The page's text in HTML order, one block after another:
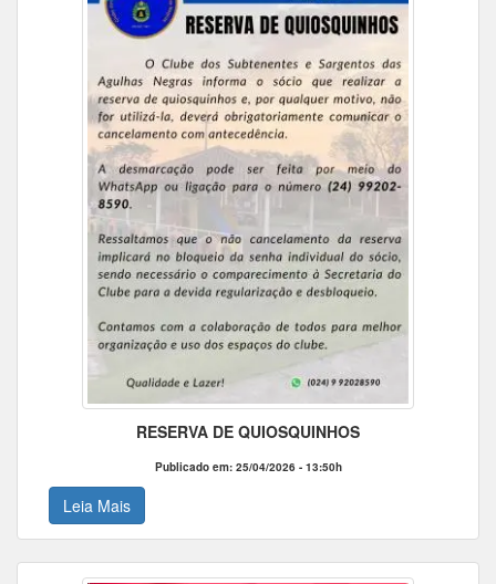
RESERVA DE QUIOSQUINHOS
Publicado em: 25/04/2026 - 13:50h
Leia Mais